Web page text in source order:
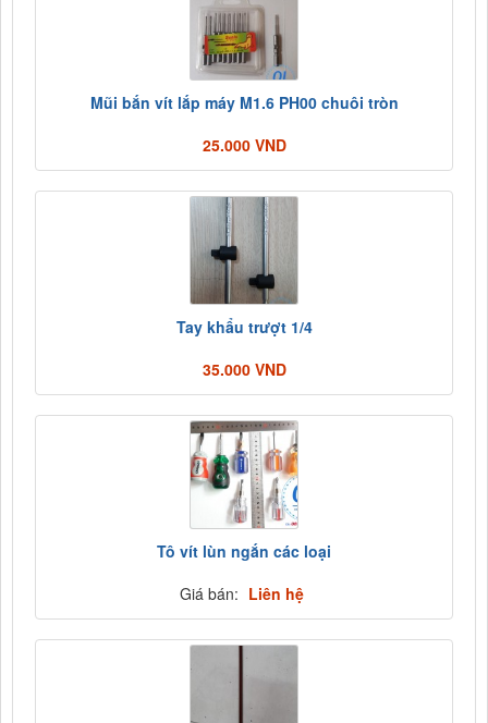
Mũi bắn vít lắp máy M1.6 PH00 chuôi tròn
25.000 VND
Tay khẩu trượt 1/4
35.000 VND
Tô vít lùn ngắn các loại
Giá bán: Liên hệ